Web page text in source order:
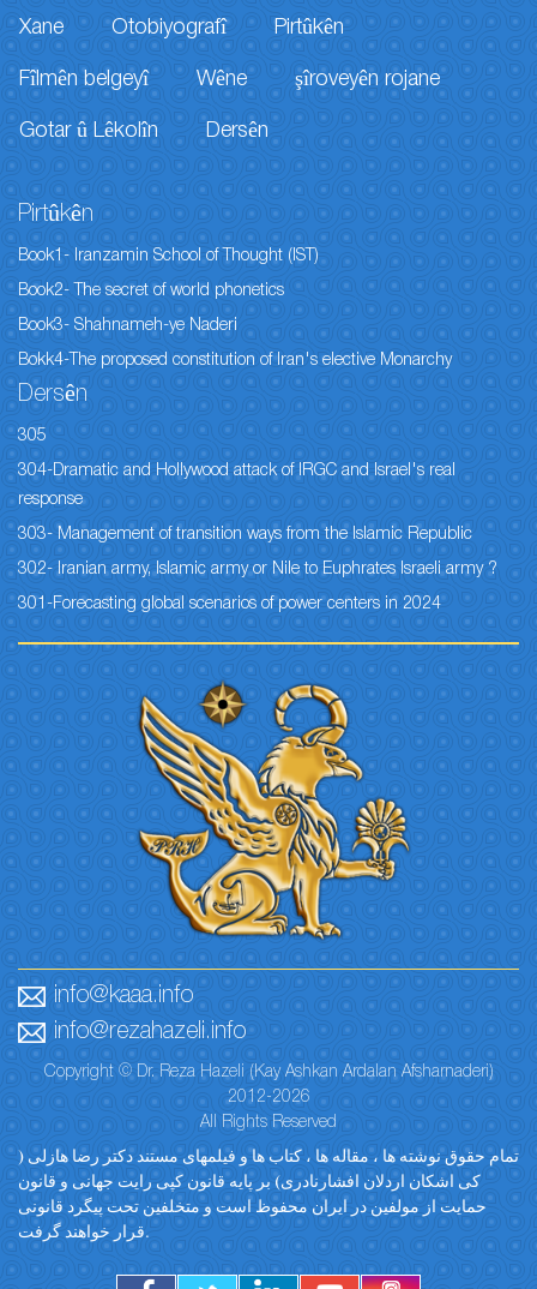
Xane Otobiyografî Pirtûkên
Fîlmên belgeyî Wêne şîroveyên rojane
Gotar û Lêkolîn Dersên
Pirtûkên
Book1- Iranzamin School of Thought (IST)
Book2- The secret of world phonetics
Book3- Shahnameh-ye Naderi
Bokk4-The proposed constitution of Iran's elective Monarchy
Dersên
305
304-Dramatic and Hollywood attack of IRGC and Israel's real
response
303- Management of transition ways from the Islamic Republic
302- Iranian army, Islamic army or Nile to Euphrates Israeli army ?
301-Forecasting global scenarios of power centers in 2024
info@kaaa.info
info@rezahazeli.info
Copyright © Dr. Reza Hazeli (Kay Ashkan Ardalan Afsharnaderi)
2012-2026
All Rights Reserved
تمام حقوق نوشته ها ، مقاله ها ، کتاب ها و فیلمهای مستند دکتر رضا هازلی (
کی اشکان اردلان افشارنادری) بر پایه قانون کپی رایت جهانی و قانون
حمایت از مولفین در ایران محفوظ است و متخلفین تحت پیگرد قانونی
قرار خواهند گرفت.